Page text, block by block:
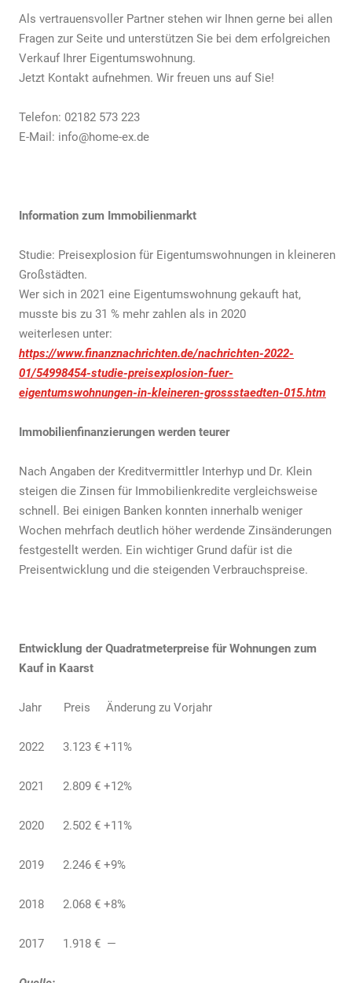
Als vertrauensvoller Partner stehen wir Ihnen gerne bei allen
Fragen zur Seite und unterstützen Sie bei dem erfolgreichen
Verkauf Ihrer Eigentumswohnung.
Jetzt Kontakt aufnehmen. Wir freuen uns auf Sie!
Telefon: 02182 573 223
E-Mail: info@home-ex.de
Information zum Immobilienmarkt
Studie: Preisexplosion für Eigentumswohnungen in kleineren
Großstädten.
Wer sich in 2021 eine Eigentumswohnung gekauft hat,
musste bis zu 31 % mehr zahlen als in 2020
weiterlesen unter:
https://www.finanznachrichten.de/nachrichten-2022-
01/54998454-studie-preisexplosion-fuer-
eigentumswohnungen-in-kleineren-grossstaedten-015.htm
Immobilienfinanzierungen werden teurer
Nach Angaben der Kreditvermittler Interhyp und Dr. Klein
steigen die Zinsen für Immobilienkredite vergleichsweise
schnell. Bei einigen Banken konnten innerhalb weniger
Wochen mehrfach deutlich höher werdende Zinsänderungen
festgestellt werden. Ein wichtiger Grund dafür ist die
Preisentwicklung und die steigenden Verbrauchspreise.
Entwicklung der Quadratmeterpreise für Wohnungen zum
Kauf in Kaarst
Jahr Preis Änderung zu Vorjahr
2022 3.123 € +11%
2021 2.809 € +12%
2020 2.502 € +11%
2019 2.246 € +9%
2018 2.068 € +8%
2017 1.918 € —